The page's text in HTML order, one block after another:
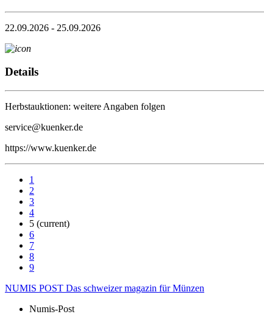
22.09.2026 - 25.09.2026
Details
Herbstauktionen: weitere Angaben folgen
service@kuenker.de
https://www.kuenker.de
1
2
3
4
5 (current)
6
7
8
9
NUMIS POST Das schweizer magazin für Münzen
Numis-Post